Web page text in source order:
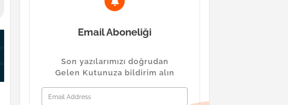
Email Aboneliği
Son yazılarımızı doğrudan
Gelen Kutunuza bildirim alın